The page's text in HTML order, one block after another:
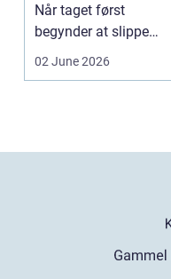
Når taget først
begynder at slippe
vand ind, kan skaderne
02 June 2026